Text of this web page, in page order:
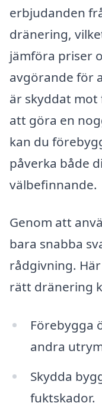
erbjudanden
dränering,
jämföra priser
avgörande för
är skyddat mot
att göra en
kan du
påverka både
välbefinnande.
Genom att
bara snabba
rådgivning.
rätt dränering
Förebygga
andra
Skydda
fuktskador.